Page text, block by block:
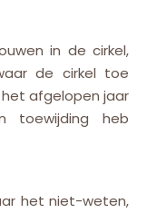
in de cirkel,
de cirkel toe
afgelopen jaar
toewijding heb
het niet-weten,